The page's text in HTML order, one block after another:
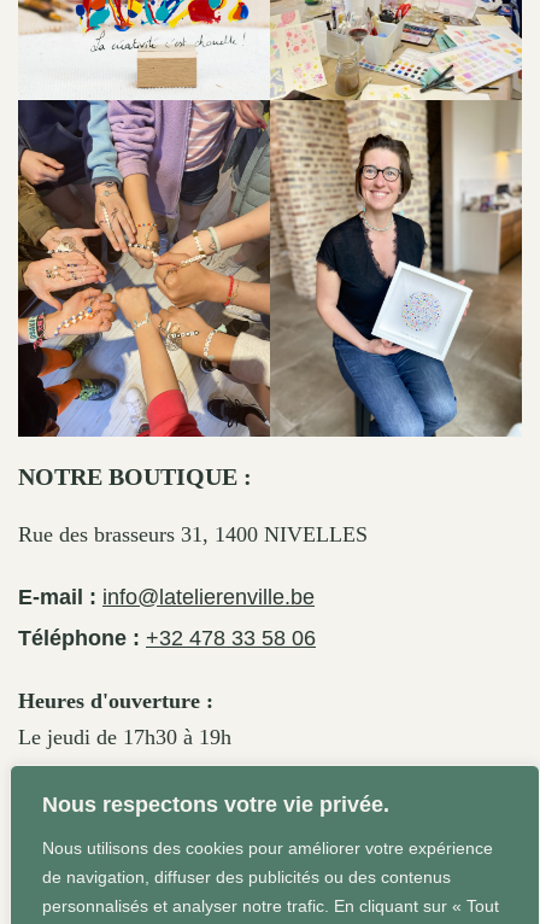
Nous respectons votre vie privée.
Nous utilisons des cookies pour améliorer votre expérience
de navigation, diffuser des publicités ou des contenus
personnalisés et analyser notre trafic. En cliquant sur « Tout
NOTRE BOUTIQUE :
Rue des brasseurs 31, 1400 NIVELLES
E-mail : info@latelierenville.be
Téléphone : +32 478 33 58 06
Heures d'ouverture :
Le jeudi de 17h30 à 19h
Le vendredi de 17h30 à 19h30
Le samedi de 11h30 à 19h